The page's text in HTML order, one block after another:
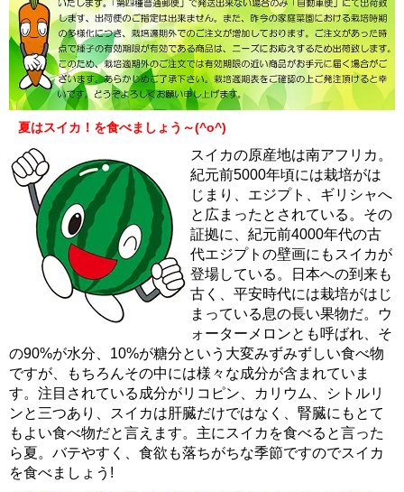
夏はスイカ！を食べましょう～(^o^)
スイカの原産地は南アフリカ。
紀元前5000年頃には栽培がは
じまり、エジプト、ギリシャへ
と広まったとされている。その
証拠に、紀元前4000年代の古
代エジプトの壁画にもスイカが
登場している。日本への到来も
古く、平安時代には栽培がはじ
まっている息の長い果物だ。ウ
ォーターメロンとも呼ばれ、そ
の90%が水分、10%が糖分という大変みずみずしい食べ物
ですが、もちろんその中には様々な成分が含まれていま
す。注目されている成分がリコピン、カリウム、シトルリ
ンと三つあり、スイカは肝臓だけではなく、腎臓にもとて
もよい食べ物だと言えます。主にスイカを食べると言った
ら夏。バテやすく、食欲も落ちがちな季節ですのでスイカ
を食べましょう!